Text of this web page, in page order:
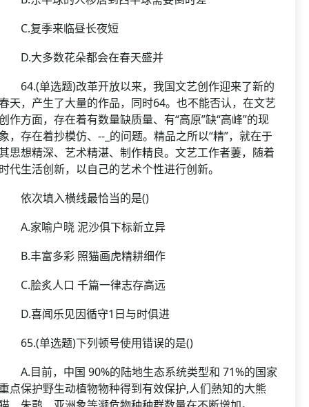
复季来临昼长夜短
大多数花朵都会在春天盛并
单选题)改革开放以来，我国文艺创作迎来了新的
天，产生了大量的作品，同时64。也不能否认，在文艺
作方面，存在着有数量缺质量、有“高原”缺“高峰”的现
，存在着抄模仿、--_的问题。精品之所以“精”，就在于
思想精深、艺术精湛、制作精良。文艺工作者萋，随着
代生活创新，以自己的艺术个性进行创新。
次填入横线最恰当的是()
家喻户晓 泥沙俱下标新立异
丰富多彩 照猫画虎精耕细作
脍炙人口 千篇一律志存高远
喜闻乐见因循守1日与时俱进
单选题)下列顿号使用错误的是()
目前，中国 90%的陆地生态系统类型和 71%的国家
点保护野生动植物物种得到有效保护,人们熱知的大熊